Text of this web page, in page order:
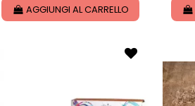
AGGIUNGI AL CARRELLO